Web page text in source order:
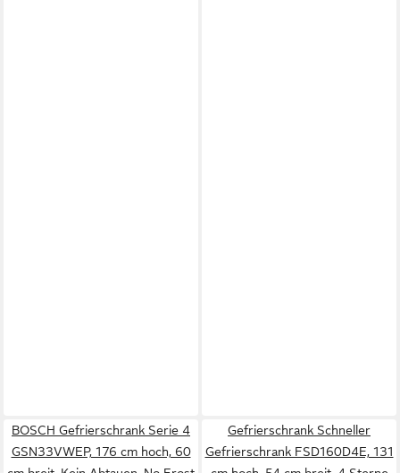
BOSCH Gefrierschrank Serie 4
GSN33VWEP, 176 cm hoch, 60
Gefrierschrank Schneller
Gefrierschrank FSD160D4E, 131